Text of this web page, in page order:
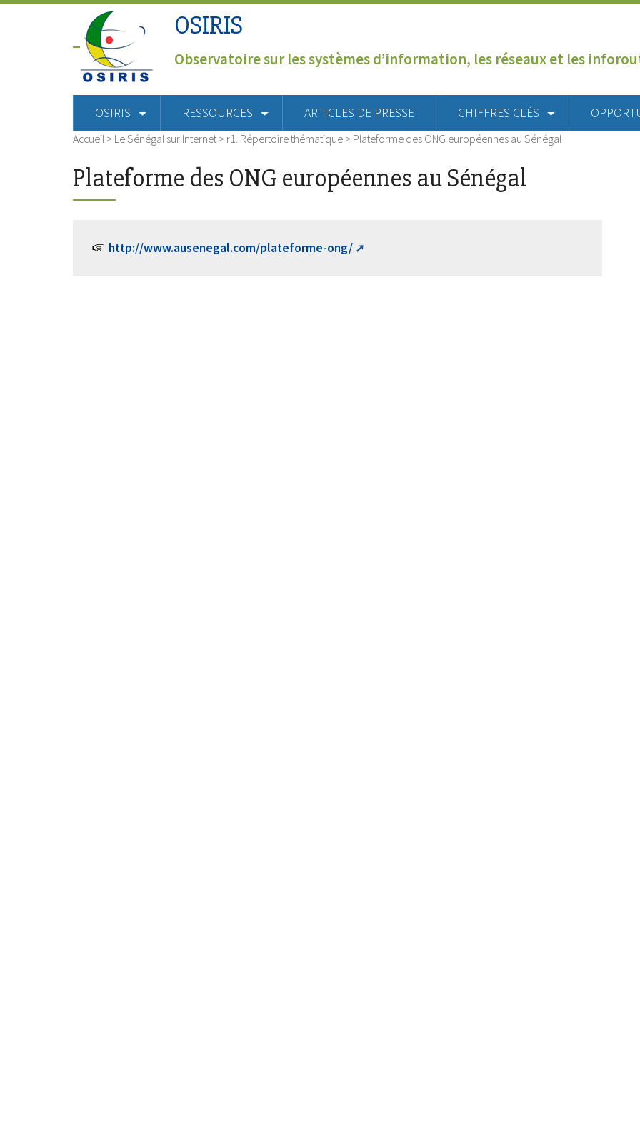
OSIRIS
Observatoire sur les systèmes d’information, les réseaux et les
OSIRIS RESSOURCES ARTICLES DE PRESSE CHIFFRES CLÉS
Accueil > Le Sénégal sur Internet > r1. Répertoire thématique > Plateforme des ONG européennes au Sénégal
Plateforme des ONG européennes au Sénégal
http://www.ausenegal.com/plateforme-ong/